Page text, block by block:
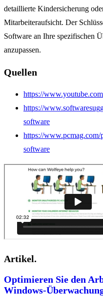
detaillierte Kindersicherung
Mitarbeiteraufsicht. Der
Software an Ihre spezifischen
anzupassen.
Quellen
https://
https://
software
https://www.pcmag.com/
software
Artikel.
Optimieren Sie den
Windows-